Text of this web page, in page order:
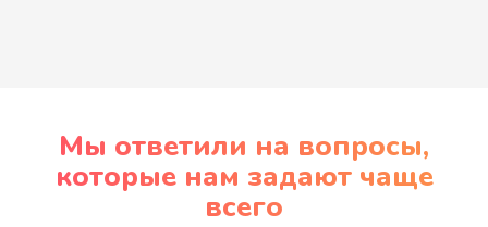
Мы ответили на вопросы,
которые нам задают чаще
всего